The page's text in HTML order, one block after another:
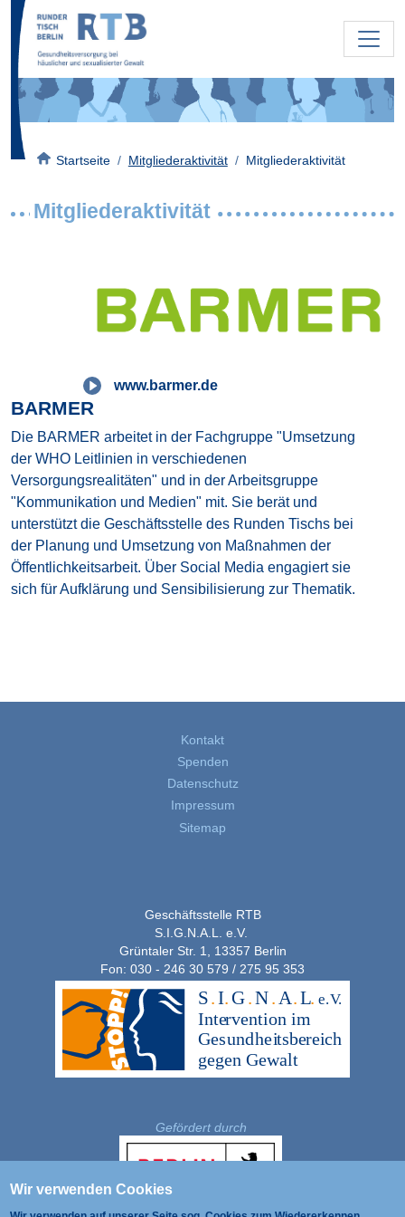
Direkt zum Inhalt
Bild
Pfadnavigation
Startseite Mitgliederaktivität Mitgliederaktivität
Mitgliederaktivität
www.barmer.de
BARMER
Die BARMER arbeitet in der Fachgruppe "Umsetzung
der WHO Leitlinien in verschiedenen
Versorgungsrealitäten" und in der Arbeitsgruppe
"Kommunikation und Medien" mit. Sie berät und
unterstützt die Geschäftsstelle des Runden Tischs bei
der Planung und Umsetzung von Maßnahmen der
Öffentlichkeitsarbeit. Über Social Media engagiert sie
sich für Aufklärung und Sensibilisierung zur Thematik.
Kontakt
Spenden
Datenschutz
Impressum
Sitemap
Geschäftsstelle RTB
S.I.G.N.A.L. e.V.
Grüntaler Str. 1, 13357 Berlin
Fon: 030 - 246 30 579 / 275 95 353
Gefördert durch
Wir verwenden Cookies